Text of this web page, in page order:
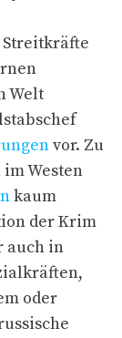
Welt
vor. Zu
Westen
kaum
der Krim
auch in
oder